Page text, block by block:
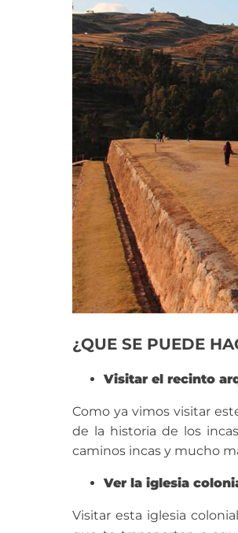
¿QUE SE PUEDE
Visitar el recinto
Como ya vimos visitar
de la historia de los
caminos incas y mucho
Ver la iglesia
Visitar esta iglesia